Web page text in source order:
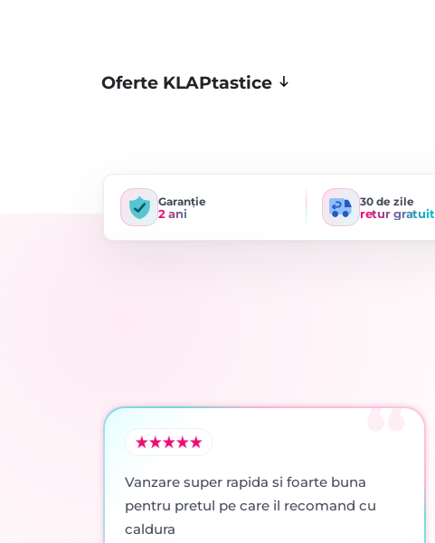
Oferte KLAPtastice
Garanție
2 ani
30 de zile
retur gratuit
Vanzare super rapida si foarte buna
pentru pretul pe care il recomand cu
caldura